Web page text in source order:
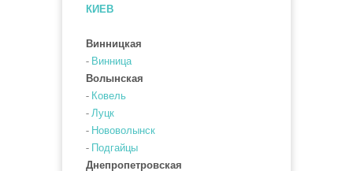
КИЕВ
Винницкая
- Винница
Волынская
- Ковель
- Луцк
- Нововолынск
- Подгайцы
Днепропетровская